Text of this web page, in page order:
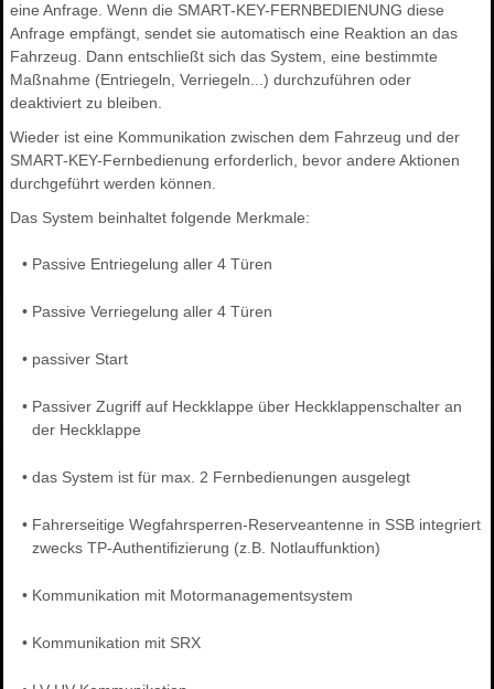
eine Anfrage. Wenn die SMART-KEY-FERNBEDIENUNG diese
Anfrage empfängt, sendet sie automatisch eine Reaktion an das
Fahrzeug. Dann entschließt sich das System, eine bestimmte
Maßnahme (Entriegeln, Verriegeln...) durchzuführen oder
deaktiviert zu bleiben.
Wieder ist eine Kommunikation zwischen dem Fahrzeug und der
SMART-KEY-Fernbedienung erforderlich, bevor andere Aktionen
durchgeführt werden können.
Das System beinhaltet folgende Merkmale:
• Passive Entriegelung aller 4 Türen
• Passive Verriegelung aller 4 Türen
• passiver Start
• Passiver Zugriff auf Heckklappe über Heckklappenschalter an
der Heckklappe
• das System ist für max. 2 Fernbedienungen ausgelegt
• Fahrerseitige Wegfahrsperren-Reserveantenne in SSB integriert
zwecks TP-Authentifizierung (z.B. Notlauffunktion)
• Kommunikation mit Motormanagementsystem
• Kommunikation mit SRX